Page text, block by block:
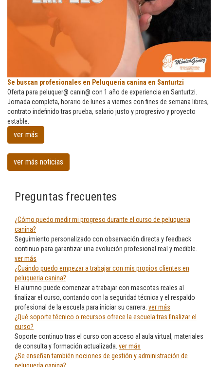
Se
buscan
profesionales
en
Peluqueria
Se buscan profesionales en Peluqueria canina en Santurtzi
Oferta para peluquer@ canin@ con 1 año de experiencia en Santurtzi.
Jornada completa, horario de lunes a viernes con fines de semana libres,
contrato indefinido tras prueba, salario justo y progresivo y proyecto
estable.
ver más
ver más noticias
Preguntas frecuentes
¿Cómo puedo medir mi progreso durante el curso de peluqueria
canina?
Seguimiento personalizado con observación directa y feedback
continuo para garantizar una evolución profesional real y medible.
ver más
¿Cuándo puedo empezar a trabajar con mis propios clientes en
peluqueria canina?
El alumno puede comenzar a trabajar con mascotas reales al
finalizar el curso, contando con la seguridad técnica y el respaldo
profesional de la escuela para iniciar su carrera. ver más
¿Qué soporte técnico o recursos ofrece la escuela tras finalizar el
curso?
Soporte continuo tras el curso con acceso al aula virtual, materiales
de consulta y formación actualizada. ver más
¿Se enseñan también nociones de gestión y administración de